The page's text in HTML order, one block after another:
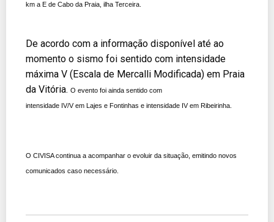
km a E de Cabo da Praia, ilha Terceira.
De acordo com a informação disponível até ao
momento o sismo foi sentido com intensidade
máxima V (Escala de Mercalli Modificada) em Praia
da Vitória. O evento foi ainda sentido com
intensidade IV/V em Lajes e Fontinhas e intensidade IV em Ribeirinha.
O CIVISA continua a acompanhar o evoluir da situação, emitindo novos
comunicados caso necessário.